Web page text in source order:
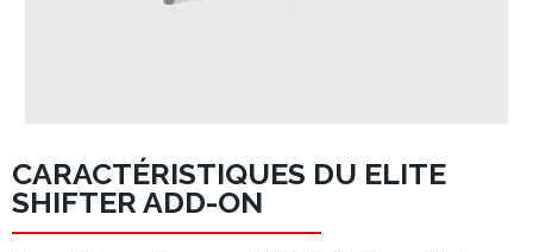
CARACTÉRISTIQUES DU ELITE
SHIFTER ADD-ON